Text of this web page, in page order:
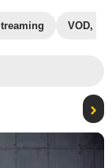
VOD,